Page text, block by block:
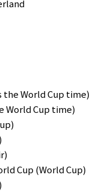
thе World Cup time)
World Cup time)
Cup (World Cup)